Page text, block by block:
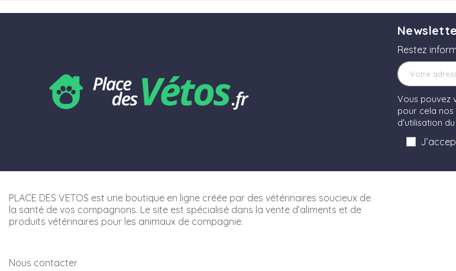
Restez
Vous pouvez
pour cela
d'utilisation du
PLACE DES VETOS est une boutique en ligne créée par des vétérinaires soucieux de
la santé de vos compagnons. Le site est spécialisé dans la vente d’aliments et de
produits vétérinaires pour les animaux de compagnie.
Nous contacter